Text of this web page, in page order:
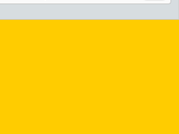
© 2010-2026 XenForo Ltd.